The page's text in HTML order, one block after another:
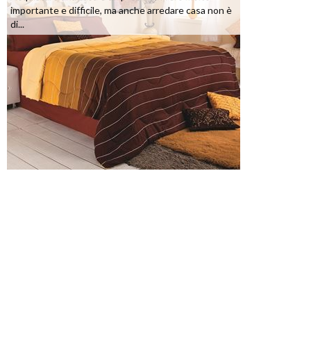
importante e difficile, ma anche arredare casa non è
di...